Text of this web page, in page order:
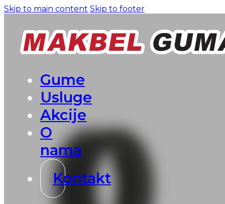
Skip to main content Skip to footer
Gume
Usluge
Akcije
O
nama
Kontakt